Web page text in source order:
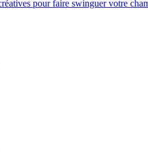
pour faire swinguer votre